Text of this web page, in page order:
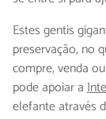
Estes gentis
preservação, no
compre, venda
pode apoiar a
elefante através